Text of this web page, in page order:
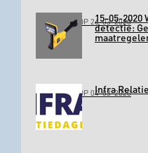
GEPLAATST OP 26-03-2020
15-05-
detectie:
GEPLAATST OP 04-03-2020
Infra